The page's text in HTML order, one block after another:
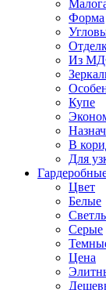
Форма
Из
Купе
В
Для
Цвет
Белые
Серые
Цена